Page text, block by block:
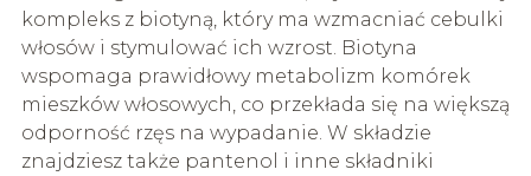
kompleks z biotyną, który ma wzmacniać cebulki
włosów i stymulować ich wzrost. Biotyna
wspomaga prawidłowy metabolizm komórek
mieszków włosowych, co przekłada się na większą
odporność rzęs na wypadanie. W składzie
znajdziesz także pantenol i inne składniki